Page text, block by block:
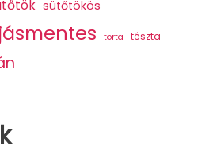
sütőtökös
torta tészta